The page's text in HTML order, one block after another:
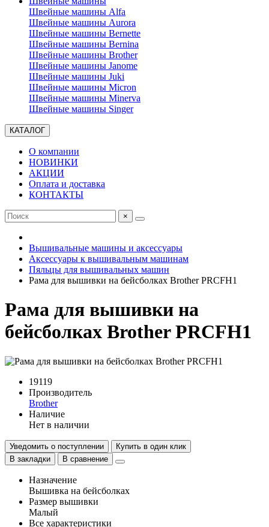
Швейные машины Alfa
Швейные машины Aurora
Швейные машины Bernette
Швейные машины Bernina
Швейные машины Brother
Швейные машины Janome
Швейные машины Juki
Швейные машины Micron
Швейные машины Minerva
Швейные машины Singer
КАТАЛОГ
О компании
НОВИНКИ
АКЦИИ
Оплата и доставка
КОНТАКТЫ
×
Вышивальные машины и аксессуары
Аксессуары к вышивальным машинам
Пяльцы для вышивальных машин
Рама для вышивки на бейсболках Brother PRCFH1
Рама для вышивки на
бейсболках Brother PRCFH1
19119
Производитель
Brother
Наличие
Нет в наличии
Уведомить о поступлении
Купить в один клик
В закладки
В сравнение
Назначение
Вышивка на бейсболках
Размер вышивки
Малый
Все характеристики